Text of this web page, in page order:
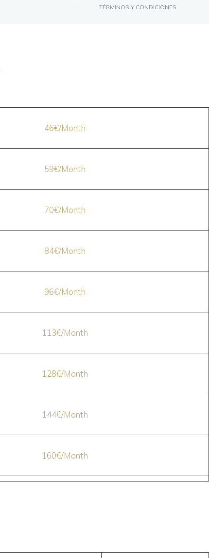
TÉRMINOS Y CONDICIONES
46€/Month
59€/Month
70€/Month
84€/Month
96€/Month
113€/Month
128€/Month
144€/Month
160€/Month